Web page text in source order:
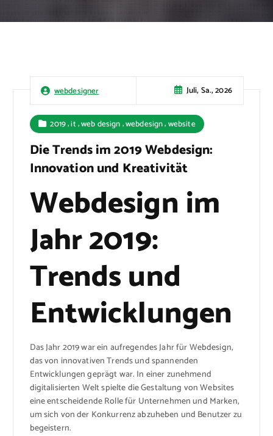
webdesigner Juli, Sa., 2026
2019,it,web design,webdesign,website
Die Trends im 2019 Webdesign:
Innovation und Kreativität
Webdesign im
Jahr 2019:
Trends und
Entwicklungen
Das Jahr 2019 war ein aufregendes Jahr für Webdesign,
das von innovativen Trends und spannenden
Entwicklungen geprägt war. In einer zunehmend
digitalisierten Welt spielte die Gestaltung von Websites
eine entscheidende Rolle für Unternehmen und Marken,
um sich von der Konkurrenz abzuheben und Benutzer zu
begeistern.